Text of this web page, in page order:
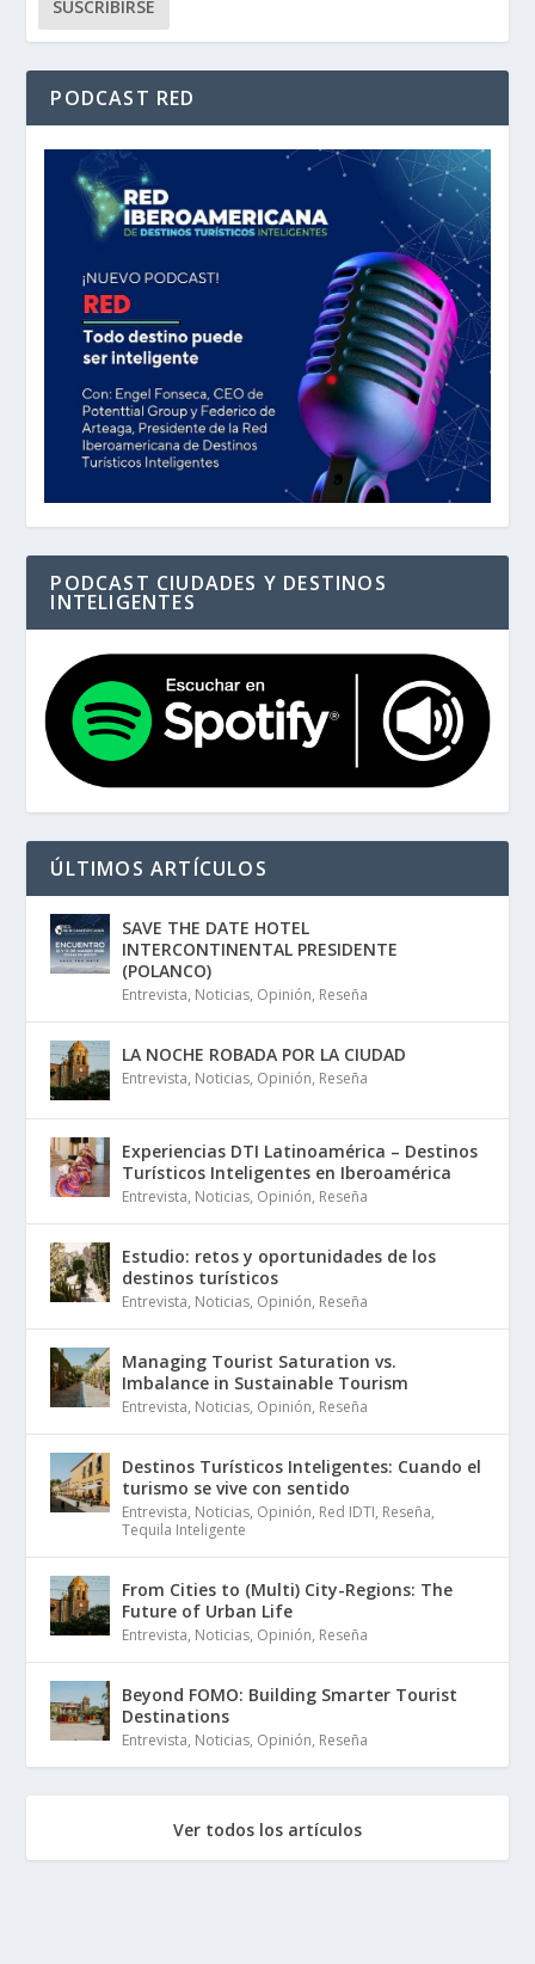
PODCAST RED
PODCAST CIUDADES Y DESTINOS
INTELIGENTES
ÚLTIMOS ARTÍCULOS
SAVE THE DATE HOTEL
INTERCONTINENTAL PRESIDENTE
(POLANCO)
Entrevista, Noticias, Opinión, Reseña
LA NOCHE ROBADA POR LA CIUDAD
Entrevista, Noticias, Opinión, Reseña
Experiencias DTI Latinoamérica – Destinos
Turísticos Inteligentes en Iberoamérica
Entrevista, Noticias, Opinión, Reseña
Estudio: retos y oportunidades de los
destinos turísticos
Entrevista, Noticias, Opinión, Reseña
Managing Tourist Saturation vs.
Imbalance in Sustainable Tourism
Entrevista, Noticias, Opinión, Reseña
Destinos Turísticos Inteligentes: Cuando el
turismo se vive con sentido
Entrevista, Noticias, Opinión, Red IDTI, Reseña,
Tequila Inteligente
From Cities to (Multi) City-Regions: The
Future of Urban Life
Entrevista, Noticias, Opinión, Reseña
Beyond FOMO: Building Smarter Tourist
Destinations
Entrevista, Noticias, Opinión, Reseña
Ver todos los artículos